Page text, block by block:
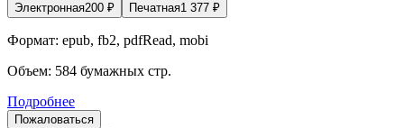
Электронная200 ₽ Печатная1 377 ₽
Формат: epub, fb2, pdfRead, mobi
Объем: 584 бумажных стр.
Подробнее
Пожаловаться